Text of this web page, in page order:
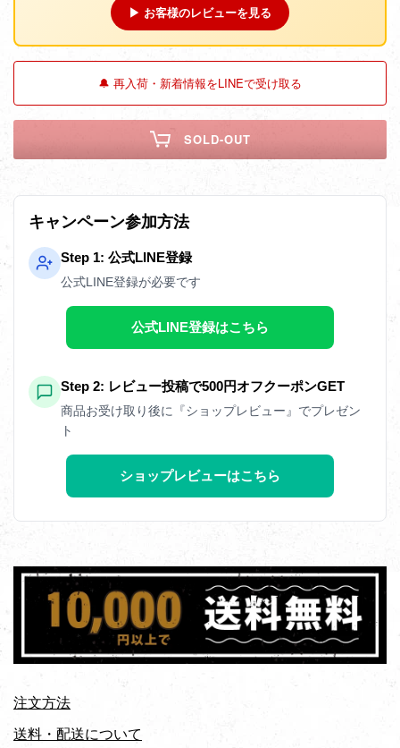
▶ お客様のレビューを見る
🔔 再入荷・新着情報をLINEで受け取る
SOLD-OUT
キャンペーン参加方法
Step 1: 公式LINE登録
公式LINE登録が必要です
公式LINE登録はこちら
Step 2: レビュー投稿で500円オフクーポンGET
商品お受け取り後に『ショップレビュー』でプレゼン
ト
ショップレビューはこちら
注文方法
送料・配送について